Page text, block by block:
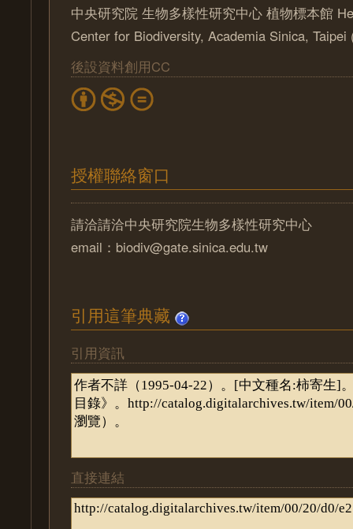
中央研究院 生物多樣性研究中心 植物標本館
Center for Biodiversity, Academia Sinica, Taipei
後設資料創用CC
授權聯絡窗口
請洽請洽中央研究院生物多樣性研究中心
email：biodiv@gate.sinica.edu.tw
引用這筆典藏
引用資訊
直接連結